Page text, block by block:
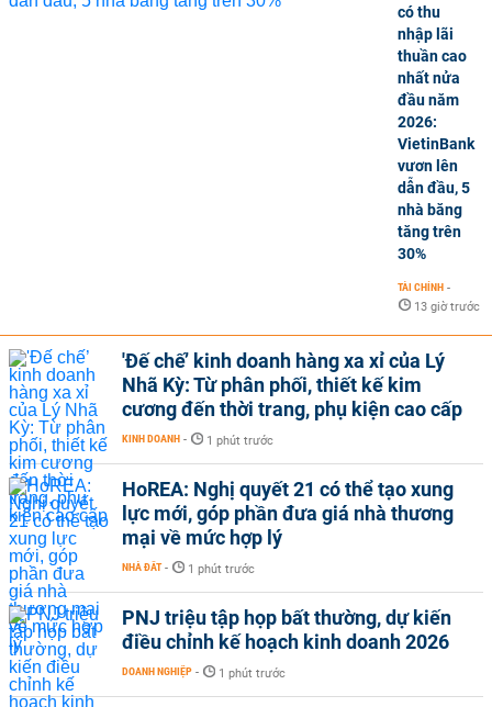
có thu
nhập lãi
thuần cao
nhất nửa
đầu năm
2026:
VietinBank
vươn lên
dẫn đầu, 5
nhà băng
tăng trên
30%
TÀI CHÍNH -
13 giờ trước
'Đế chế’ kinh doanh hàng xa xỉ của Lý
Nhã Kỳ: Từ phân phối, thiết kế kim
cương đến thời trang, phụ kiện cao cấp
KINH DOANH - 1 phút trước
HoREA: Nghị quyết 21 có thể tạo xung
lực mới, góp phần đưa giá nhà thương
mại về mức hợp lý
NHÀ ĐẤT - 1 phút trước
PNJ triệu tập họp bất thường, dự kiến
điều chỉnh kế hoạch kinh doanh 2026
DOANH NGHIỆP - 1 phút trước